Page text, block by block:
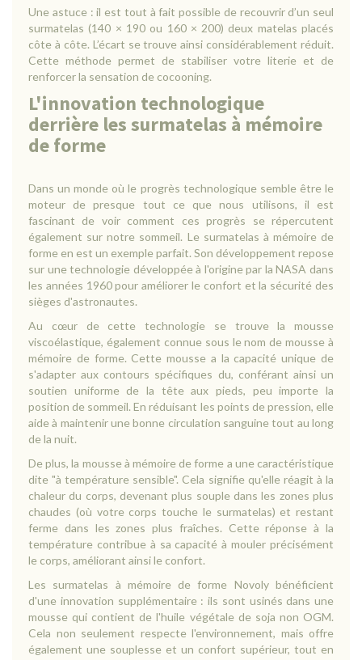
Une astuce : il est tout à fait possible de recouvrir d’un seul
surmatelas (140 × 190 ou 160 × 200) deux matelas placés
côte à côte. L’écart se trouve ainsi considérablement réduit.
Cette méthode permet de stabiliser votre literie et de
renforcer la sensation de cocooning.
L'innovation technologique
derrière les surmatelas à mémoire
de forme
Dans un monde où le progrès technologique semble être le
moteur de presque tout ce que nous utilisons, il est
fascinant de voir comment ces progrès se répercutent
également sur notre sommeil. Le surmatelas à mémoire de
forme en est un exemple parfait. Son développement repose
sur une technologie développée à l'origine par la NASA dans
les années 1960 pour améliorer le confort et la sécurité des
sièges d'astronautes.
Au cœur de cette technologie se trouve la mousse
viscoélastique, également connue sous le nom de mousse à
mémoire de forme. Cette mousse a la capacité unique de
s'adapter aux contours spécifiques du, conférant ainsi un
soutien uniforme de la tête aux pieds, peu importe la
position de sommeil. En réduisant les points de pression, elle
aide à maintenir une bonne circulation sanguine tout au long
de la nuit.
De plus, la mousse à mémoire de forme a une caractéristique
dite "à température sensible". Cela signifie qu'elle réagit à la
chaleur du corps, devenant plus souple dans les zones plus
chaudes (où votre corps touche le surmatelas) et restant
ferme dans les zones plus fraîches. Cette réponse à la
température contribue à sa capacité à mouler précisément
le corps, améliorant ainsi le confort.
Les surmatelas à mémoire de forme Novoly bénéficient
d'une innovation supplémentaire : ils sont usinés dans une
mousse qui contient de l'huile végétale de soja non OGM.
Cela non seulement respecte l'environnement, mais offre
également une souplesse et un confort supérieur, tout en